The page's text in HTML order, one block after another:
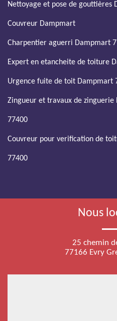
Nettoyage et pose de gouttières
Couvreur Dampmart
Charpentier aguerri Dampmart
Expert en etancheite de toiture
Urgence fuite de toit Dampmart
Zingueur et travaux de
77400
Couvreur pour verification de
77400
Nous
25 chemin
77166 Evry